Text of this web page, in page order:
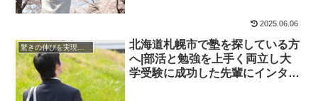
2025.06.06
驚きの伸びを実現｜先輩列伝
北海道札幌市で塾を探している方
へ|部活と勉強を上手く両立し大
学受験に成功した先輩にインタビ